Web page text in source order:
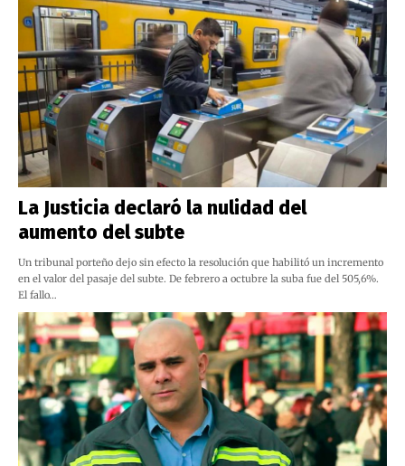
La Justicia declaró la nulidad del
aumento del subte
Un tribunal porteño dejo sin efecto la resolución que habilitó un incremento
en el valor del pasaje del subte. De febrero a octubre la suba fue del 505,6%.
El fallo…